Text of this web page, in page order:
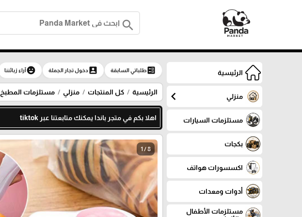
search
الرئيسية
منزلي chevron_left
مستلزمات السيارات
بكجات
اكسسورات هواتف
أدوات ومعدات
مستلزمات الأطفال
ballotطلباتي السابقة account_boxدخول تجار الجملة emoji_emotionsآراء زبائننا
الرئيسية كل المنتجات منزلي مستلزمات المطبخ
اهلا بكم في متجر باندا يمكنك متابعتنا عبر tiktok
1 / 8